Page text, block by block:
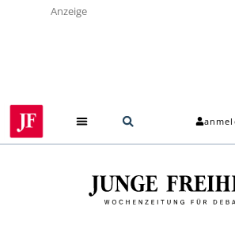
Anzeige